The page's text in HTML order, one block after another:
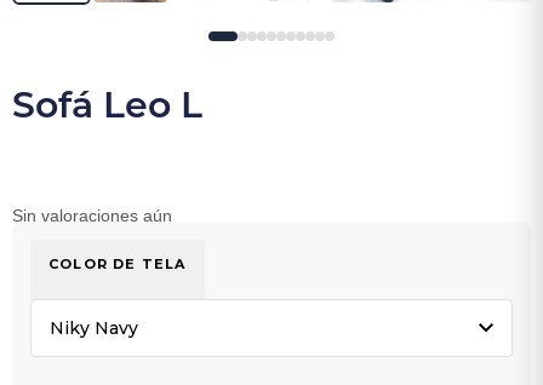
Sofá Leo L
Sin valoraciones aún
COLOR DE TELA